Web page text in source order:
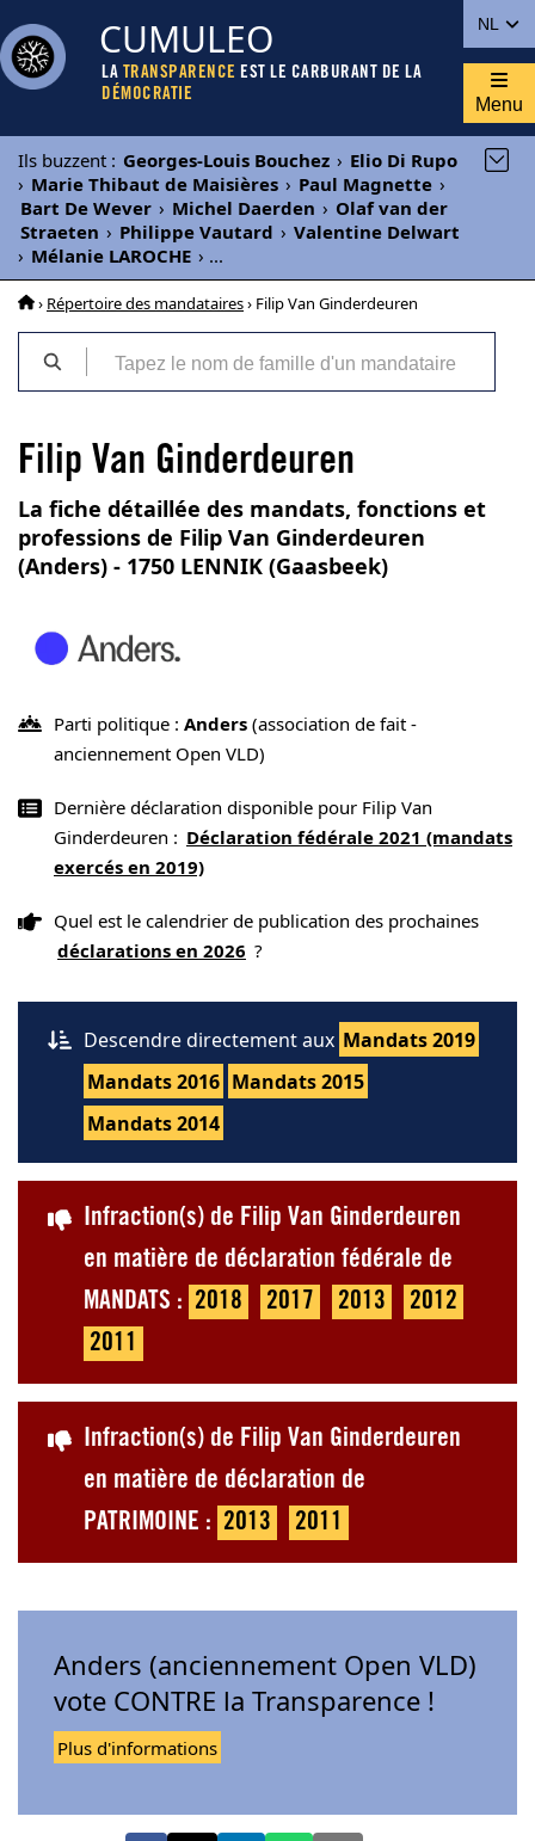
NL
CUMULEO
LA TRANSPARENCE EST LE CARBURANT DE LA
DÉMOCRATIE
Menu
Ils buzzent : Georges-Louis Bouchez › Elio Di Rupo
› Marie Thibaut de Maisières › Paul Magnette ›
Bart De Wever › Michel Daerden › Olaf van der
Straeten › Philippe Vautard › Valentine Delwart
› Mélanie LAROCHE › ...
› Répertoire des mandataires› Filip Van Ginderdeuren
Filip Van Ginderdeuren
La fiche détaillée des mandats, fonctions et
professions de Filip Van Ginderdeuren
(Anders) - 1750 LENNIK (Gaasbeek)
Parti politique : Anders (association de fait -
anciennement Open VLD)
Dernière déclaration disponible pour Filip Van
Ginderdeuren : Déclaration fédérale 2021 (mandats
exercés en 2019)
Quel est le calendrier de publication des prochaines
déclarations en 2026 ?
Descendre directement aux Mandats 2019
Mandats 2016 Mandats 2015
Mandats 2014
Infraction(s) de Filip Van Ginderdeuren
en matière de déclaration fédérale de
MANDATS : 2018 2017 2013
2012
2011
Infraction(s) de Filip Van Ginderdeuren
en matière de déclaration de
PATRIMOINE : 2013 2011
Anders (anciennement Open VLD)
vote CONTRE la Transparence !
Plus d'informations